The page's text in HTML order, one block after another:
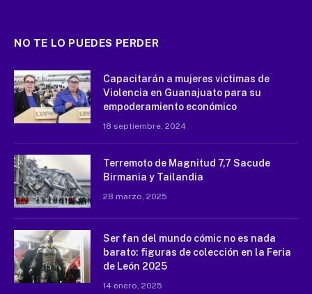
NO TE LO PUEDES PERDER
Capacitarán a mujeres victimas de
Violencia en Guanajuato para su
empoderamiento económico
18 septiembre, 2024
Terremoto de Magnitud 7,7 Sacude
Birmania y Tailandia
28 marzo, 2025
Ser fan del mundo cómic no es nada
barato: figuras de colección en la Feria
de León 2025
14 enero, 2025